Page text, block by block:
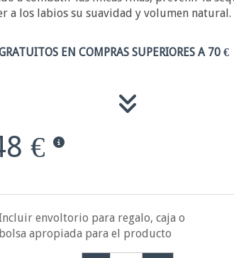
a los labios su suavidad y volumen natural.
EN COMPRAS SUPERIORES A 70 €
€
envoltorio para regalo, caja o
bolsa apropiada para el producto